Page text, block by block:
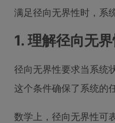
满足径向无界性时，系
1. 理解径向无
径向无界性要求当系统
这个条件确保了系统的
数学上，径向无界性可